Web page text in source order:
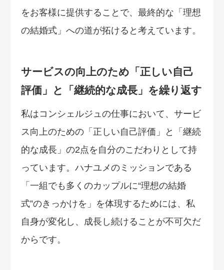
をお客様に提供することで、最終的な「理想
の結婚式」への道が拓けると考えています。
サービスの向上のため「正しい自己
評価」と「継続的な成長」を繰り返す
私はコンシェルジュの仕事において、サービ
ス向上のための「正しい自己評価」と「継続
的な成長」の2点を自分のこだわりとして持
っています。ハナユメのミッションである
「一組でも多くのカップルに“理想の結婚
式”のきっかけを」を体現するためには、私
自身が変化し、成長し続けることが不可欠だ
からです。